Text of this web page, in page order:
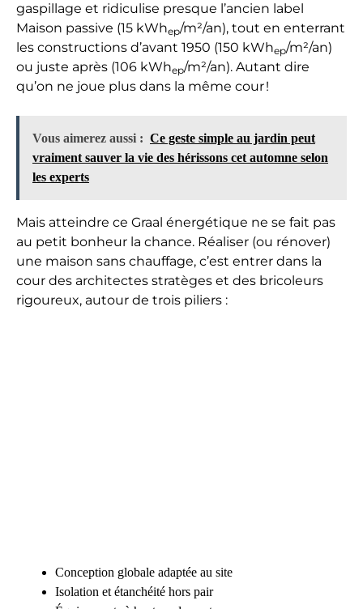
gaspillage et ridiculise presque l’ancien label
Maison passive (15 kWhep/m²/an), tout en enterrant
les constructions d’avant 1950 (150 kWhep/m²/an)
ou juste après (106 kWhep/m²/an). Autant dire
qu’on ne joue plus dans la même cour !
Vous aimerez aussi : Ce geste simple au jardin peut
vraiment sauver la vie des hérissons cet automne selon
les experts
Mais atteindre ce Graal énergétique ne se fait pas
au petit bonheur la chance. Réaliser (ou rénover)
une maison sans chauffage, c’est entrer dans la
cour des architectes stratèges et des bricoleurs
rigoureux, autour de trois piliers :
Conception globale adaptée au site
Isolation et étanchéité hors pair